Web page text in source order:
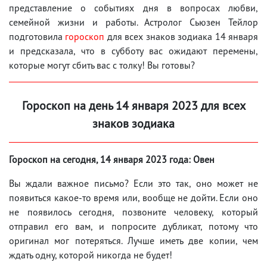
представление о событиях дня в вопросах любви,
семейной жизни и работы. Астролог Сьюзен Тейлор
подготовила гороскоп для всех знаков зодиака 14 января
и предсказала, что в субботу вас ожидают перемены,
которые могут сбить вас с толку! Вы готовы?
Гороскоп на день 14 января 2023 для всех
знаков зодиака
Гороскоп на сегодня, 14 января 2023 года: Овен
Вы ждали важное письмо? Если это так, оно может не
появиться какое-то время или, вообще не дойти. Если оно
не появилось сегодня, позвоните человеку, который
отправил его вам, и попросите дубликат, потому что
оригинал мог потеряться. Лучше иметь две копии, чем
ждать одну, которой никогда не будет!